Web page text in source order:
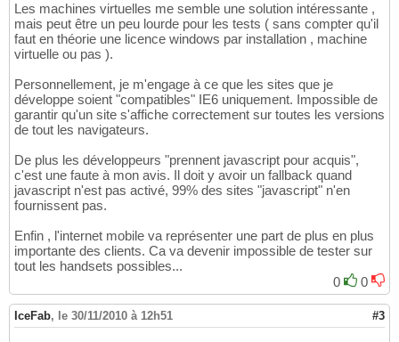
Les machines virtuelles me semble une solution intéressante ,
mais peut être un peu lourde pour les tests ( sans compter qu'il
faut en théorie une licence windows par installation , machine
virtuelle ou pas ).
Personnellement, je m'engage à ce que les sites que je
développe soient "compatibles" IE6 uniquement. Impossible de
garantir qu'un site s'affiche correctement sur toutes les versions
de tout les navigateurs.
De plus les développeurs "prennent javascript pour acquis",
c'est une faute à mon avis. Il doit y avoir un fallback quand
javascript n'est pas activé, 99% des sites "javascript" n'en
fournissent pas.
Enfin , l'internet mobile va représenter une part de plus en plus
importante des clients. Ca va devenir impossible de tester sur
tout les handsets possibles...
0
0
IceFab, le 30/11/2010 à 12h51 #3